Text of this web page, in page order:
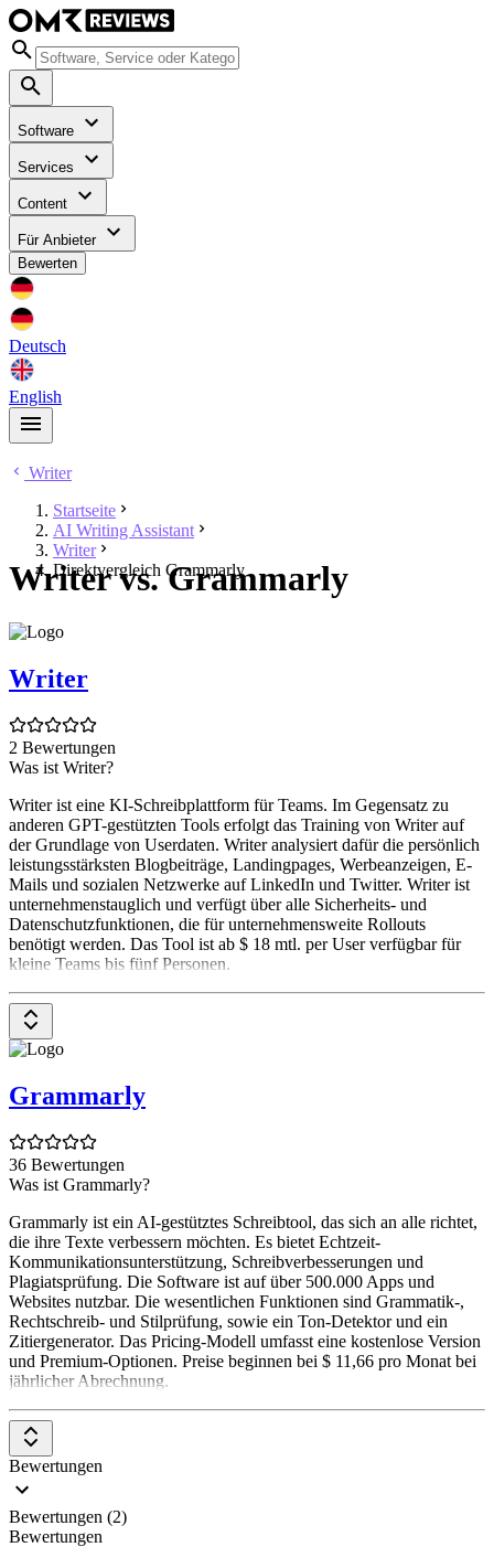
Software
Services
Content
Für Anbieter
Bewerten
Deutsch
English
Writer
Startseite
AI Writing Assistant
Writer
Direktvergleich Grammarly
Writer vs. Grammarly
Writer
2 Bewertungen
Was ist Writer?
Writer ist eine KI-Schreibplattform für Teams. Im Gegensatz zu
anderen GPT-gestützten Tools erfolgt das Training von Writer auf
der Grundlage von Userdaten. Writer analysiert dafür die persönlich
leistungsstärksten Blogbeiträge, Landingpages, Werbeanzeigen, E-
Mails und sozialen Netzwerke auf LinkedIn und Twitter. Writer ist
unternehmenstauglich und verfügt über alle Sicherheits- und
Datenschutzfunktionen, die für unternehmensweite Rollouts
benötigt werden. Das Tool ist ab $ 18 mtl. per User verfügbar für
kleine Teams bis fünf Personen.
Grammarly
36 Bewertungen
Was ist Grammarly?
Grammarly ist ein AI-gestütztes Schreibtool, das sich an alle richtet,
die ihre Texte verbessern möchten. Es bietet Echtzeit-
Kommunikationsunterstützung, Schreibverbesserungen und
Plagiatsprüfung. Die Software ist auf über 500.000 Apps und
Websites nutzbar. Die wesentlichen Funktionen sind Grammatik-,
Rechtschreib- und Stilprüfung, sowie ein Ton-Detektor und ein
Zitiergenerator. Das Pricing-Modell umfasst eine kostenlose Version
und Premium-Optionen. Preise beginnen bei $ 11,66 pro Monat bei
jährlicher Abrechnung.
Bewertungen
Bewertungen (2)
Bewertungen